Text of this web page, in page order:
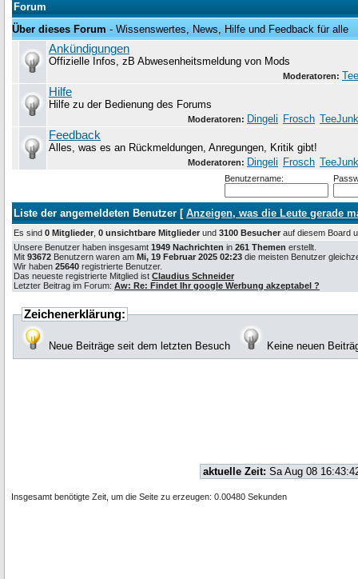
Forum
Über dieses Forum - Wissenswertes, News, Hilfe und Feedback für alle
Ankündigungen
Offizielle Infos, zB Abwesenheitsmeldung von Mods
Moderatoren:
Hilfe
Hilfe zu der Bedienung des Forums
Moderatoren: Dingeli Frosch
Feedback
Alles, was es an Rückmeldungen, Anregungen, Kritik gibt!
Moderatoren: Dingeli Frosch
Benutzername:
Liste der angemeldeten Benutzer [ Anzeigen, was die Leute gerade
Es sind 0 Mitglieder 0 unsichtbare Mitglieder und 3100 Besucher auf diesem
Unsere Benutzer haben insgesamt 1949 Nachrichten in 261 Themen erstellt.
Mit 93672 Benutzern waren am Mi, 19 Februar 2025 02:23 die meisten Benutzer
Wir haben 25640 registrierte Benutzer.
Das neueste registrierte Mitglied ist Claudius Schneider
Letzter Beitrag im Forum: Aw: Re: Findet Ihr google Werbung akzeptabel ?
Zeichenerklärung:
Neue Beiträge seit dem letzten Besuch Keine neuen
aktuelle Zeit: Sa Aug 08
Insgesamt benötigte Zeit, um die Seite zu erzeugen: 0.00480 Sekunden